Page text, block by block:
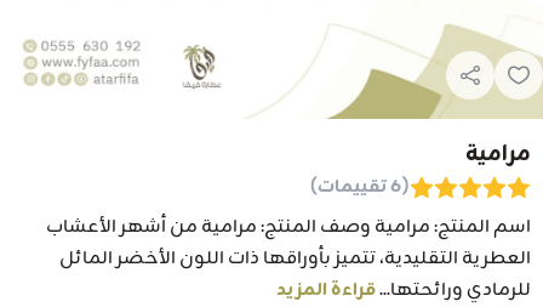
مرامية
(6 تقييمات)
اسم المنتج: مرامية وصف المنتج: مرامية من أشهر الأعشاب
العطرية التقليدية، تتميز بأوراقها ذات اللون الأخضر المائل
للرمادي ورائحتها...قراءة المزيد